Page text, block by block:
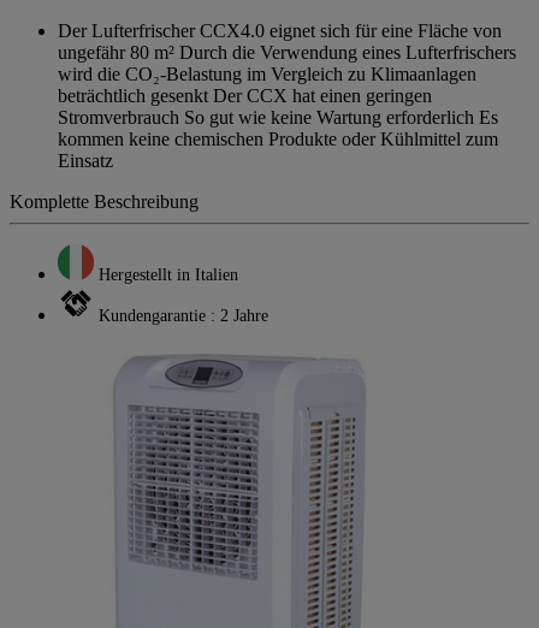
gleichenDer Lufterfrischer CCX4.0 eignet sich für eine Fläche von
ungefähr 80 m² Durch die Verwendung eines Lufterfrischers
wird die CO₂-Belastung im Vergleich zu Klimaanlagen
beträchtlich gesenkt Der CCX hat einen geringen
Stromverbrauch So gut wie keine Wartung erforderlich Es
kommen keine chemischen Produkte oder Kühlmittel zum
Einsatz
Komplette Beschreibung
Hergestellt in Italien
Kundengarantie : 2 Jahre